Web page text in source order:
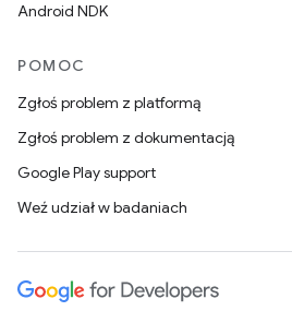
Android NDK
POMOC
Zgłoś problem z platformą
Zgłoś problem z dokumentacją
Google Play support
Weź udział w badaniach